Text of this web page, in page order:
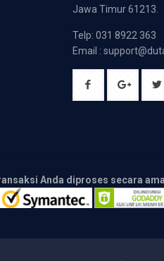
Jawa Timur 61213.
Telp: 031 8922 363
Email :
Anda diproses secara